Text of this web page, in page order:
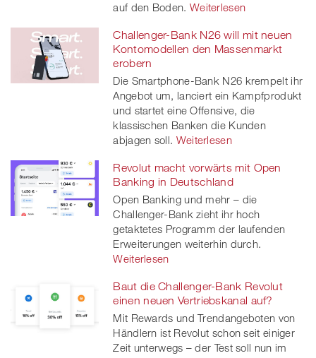
auf den Boden. Weiterlesen
Challenger-Bank N26 will mit neuen
Kontomodellen den Massenmarkt
erobern
Die Smartphone-Bank N26 krempelt ihr
Angebot um, lanciert ein Kampfprodukt
und startet eine Offensive, die
klassischen Banken die Kunden
abjagen soll. Weiterlesen
Revolut macht vorwärts mit Open
Banking in Deutschland
Open Banking und mehr – die
Challenger-Bank zieht ihr hoch
getaktetes Programm der laufenden
Erweiterungen weiterhin durch.
Weiterlesen
Baut die Challenger-Bank Revolut
einen neuen Vertriebskanal auf?
Mit Rewards und Trendangeboten von
Händlern ist Revolut schon seit einiger
Zeit unterwegs – der Test soll nun im